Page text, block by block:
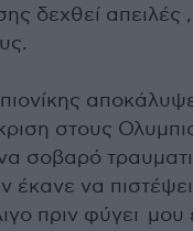
δεχθεί απειλές
στους
σοβαρό
έκανε να
πριν φύγει μου